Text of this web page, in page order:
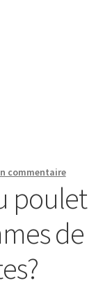
commentaire
poulet
de